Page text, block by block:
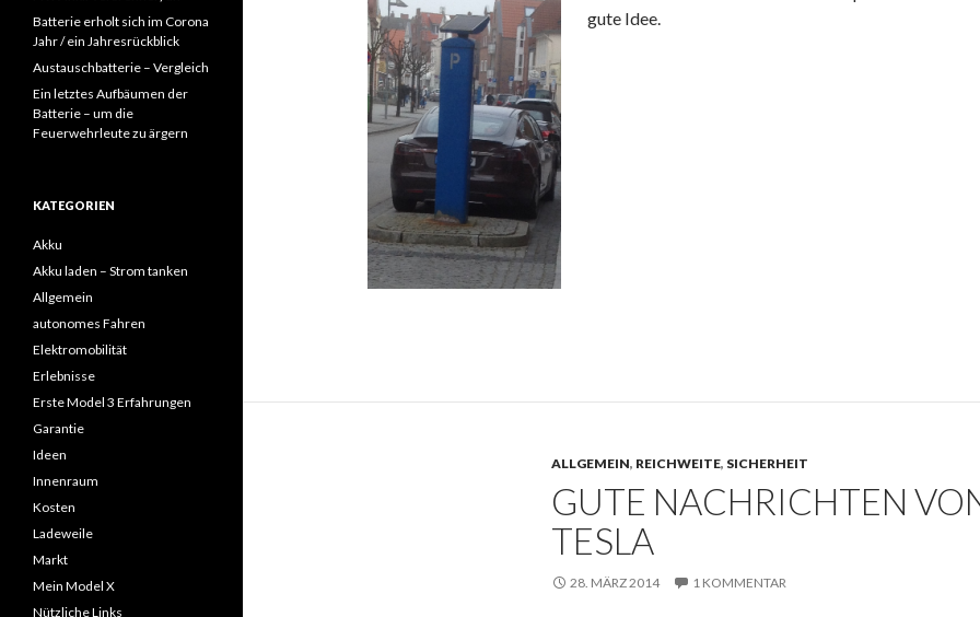
gute Idee.
ALLGEMEIN, REICHWEITE, SICHERHEIT
GUTE NACHRICHTEN
TESLA
28. MÄRZ 2014 1 KOMMENTAR
Batterie erholt sich im Corona
Jahr / ein Jahresrückblick
Austauschbatterie – Vergleich
Ein letztes Aufbäumen der
Batterie – um die
Feuerwehrleute zu ärgern
KATEGORIEN
Akku
Akku laden – Strom tanken
Allgemein
autonomes Fahren
Elektromobilität
Erlebnisse
Erste Model 3 Erfahrungen
Garantie
Ideen
Innenraum
Kosten
Ladeweile
Markt
Mein Model X
Nützliche Links